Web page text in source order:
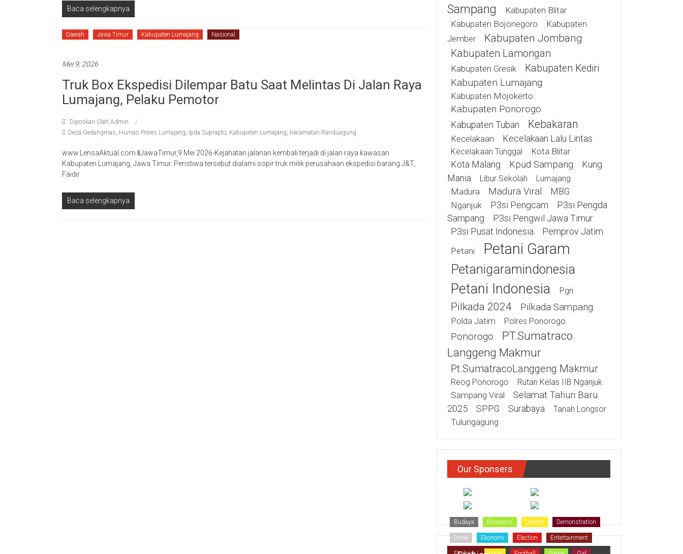
Baca selengkapnya
Daerah Jawa Timur Kabupaten Lumajang Nasional
Mei 9, 2026
Truk Box Ekspedisi Dilempar Batu Saat Melintas Di Jalan Raya
Lumajang, Pelaku Pemotor
Diposkan Oleh:Admin
Desa Gedangmas, Humas Polres Lumajang, Ipda Suprapto, Kabupaten Lumajang, Kecamatan Randuagung
www.LensaAktual.com.ǁJawaTimur,9 Mei 2026-Kejahatan jalanan kembali terjadi di jalan raya kawasan
Kabupaten Lumajang, Jawa Timur. Peristiwa tersebut dialami sopir truk milik perusahaan ekspedisi barang J&T,
Faidir
Baca selengkapnya
Sampang
Kabupaten Blitar
Kabupaten Bojonegoro
Kabupaten
Jember
Kabupaten Jombang
Kabupaten Lamongan
Kabupaten Gresik
Kabupaten Kediri
Kabupaten Lumajang
Kabupaten Mojokerto
Kabupaten Ponorogo
Kabupaten Tuban Kebakaran
Kecelakaan Kecelakaan Lalu Lintas
Kecelakaan Tunggal Kota Blitar
Kota Malang Kpud Sampang
Kung
Mania
Libur Sekolah Lumajang
Madura Madura Viral MBG
Nganjuk P3si Pengcam
P3si Pengda
Sampang
P3si Pengwil Jawa Timur
P3si Pusat Indonesia
Pemprov Jatim
Petani Petani Garam
Petanigaramindonesia
Petani Indonesia Pgri
Pilkada 2024 Pilkada Sampang
Polda Jatim Polres Ponorogo
Ponorogo
PT.Sumatraco
Langgeng Makmur
Pt.SumatracoLanggeng Makmur
Reog Ponorogo Rutan Kelas IIB Nganjuk
Sampang Viral
Selamat Tahun Baru
2025
SPPG Surabaya Tanah Longsor
Tulungagung
Our Sponsers
Budaya Business Dearah Demonstration
Drink Ekonomi Election Entertainment